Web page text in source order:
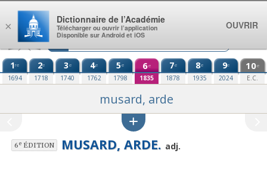
Aller au contenu
1re
1694
2e
1718
3e
1740
4e
1762
5e
1798
6e
1835
7e
1878
8e
1935
9e
2024
10e
E.C.
musard, arde
6eÉDITION MUSARD, ARDE. adj.
×
Dictionnaire de l’Académie
Télécharger ou ouvrir l’application
Disponible sur Android et iOS
OUVRIR